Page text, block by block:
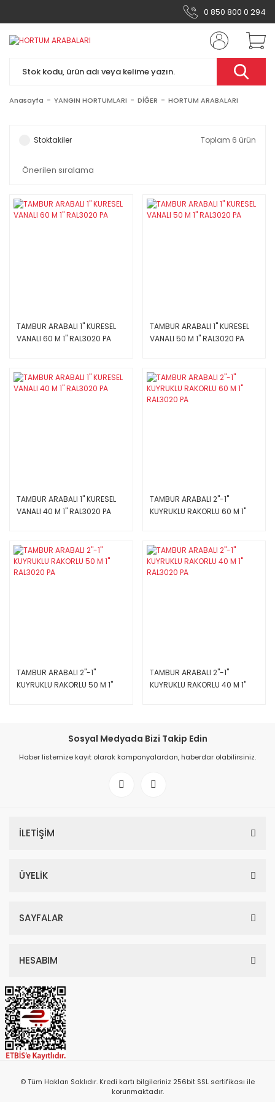
0 850 800 0 294
Anasayfa YANGIN HORTUMLARI DİĞER HORTUM ARABALARI
Stoktakiler Toplam 6 ürün
TAMBUR ARABALI 1'' KURESEL
VANALI 60 M 1'' RAL3020 PA
TAMBUR ARABALI 1'' KURESEL
VANALI 50 M 1'' RAL3020 PA
TAMBUR ARABALI 1'' KURESEL
VANALI 40 M 1'' RAL3020 PA
TAMBUR ARABALI 2''-1''
KUYRUKLU RAKORLU 60 M 1''
TAMBUR ARABALI 2''-1''
KUYRUKLU RAKORLU 50 M 1''
TAMBUR ARABALI 2''-1''
KUYRUKLU RAKORLU 40 M 1''
Sosyal Medyada Bizi Takip Edin
Haber listemize kayıt olarak kampanyalardan, haberdar olabilirsiniz.
İLETİŞİM
ÜYELİK
SAYFALAR
HESABIM
© Tüm Hakları Saklıdır. Kredi kartı bilgileriniz 256bit SSL sertifikası ile
korunmaktadır.